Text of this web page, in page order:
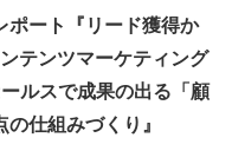
ポート『リード獲得か
テンツマーケティング
ルスで成果の出る「顧
仕組みづくり』